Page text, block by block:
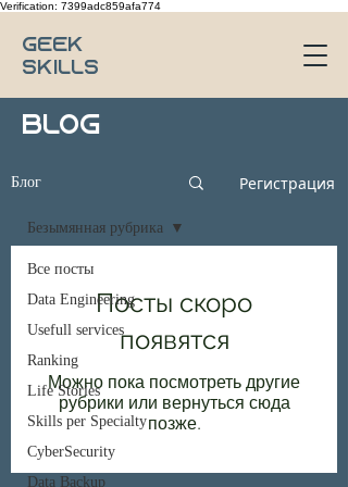
Verification: 7399adc859afa774
Geek
Skills
BLOG
Блог Регистрация
Все посты
Data Engineering
Usefull services
Ranking
Life Stories
Skills per Specialty
CyberSecurity
Data Backup
Безымянная рубрика
Посты скоро
появятся
Можно пока посмотреть другие
рубрики или вернуться сюда
позже.